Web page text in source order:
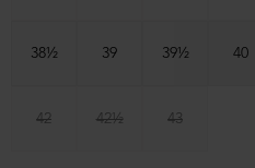
38½ 39 39½ 40
42 42½ 43